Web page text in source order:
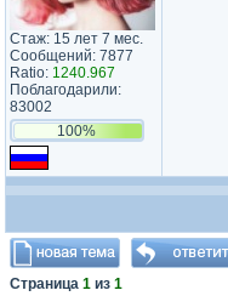
Стаж: 15 лет 7 мес.
Сообщений: 7877
Ratio: 1240.967
Поблагодарили:
83002
100%
Страница 1 из 1